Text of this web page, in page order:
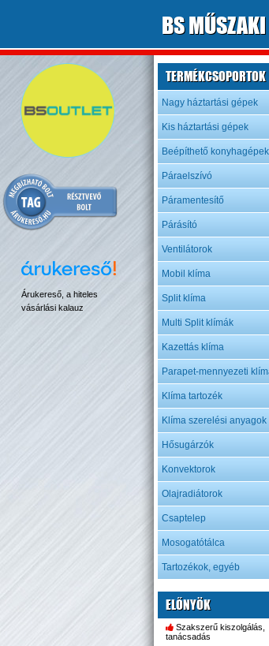
BSMŰSZAKI
Árukereső, a hiteles
vásárlási kalauz
TERMÉKCSOPORTOK
Nagy háztartási gépek
Kis háztartási gépek
Beépíthető konyhagépek
Páraelszívó
Páramentesítő
Párásító
Ventilátorok
Mobil klíma
Split klíma
Multi Split klímák
Kazettás klíma
Parapet-mennyezeti
Klíma tartozék
Klíma szerelési anyagok
Hősugárzók
Konvektorok
Olajradiátorok
Csaptelep
Mosogatótálca
Tartozékok, egyéb
ELŐNYÖK
Szakszerű kiszolgálás,
tanácsadás